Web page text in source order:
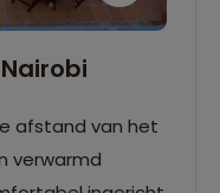
afstand van het
verwarmd